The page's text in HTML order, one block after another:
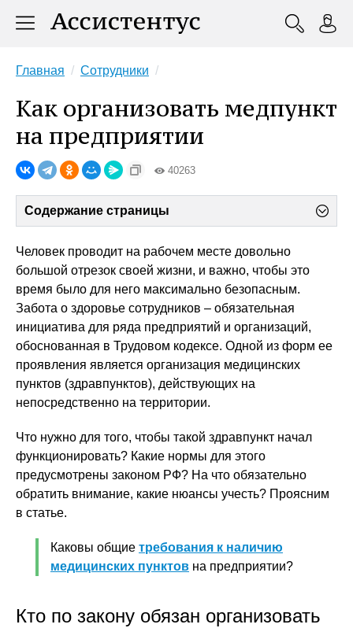
Главная Сотрудники
Как организовать медпункт
на предприятии
40263
Содержание страницы
Человек проводит на рабочем месте довольно
большой отрезок своей жизни, и важно, чтобы это
время было для него максимально безопасным.
Забота о здоровье сотрудников – обязательная
инициатива для ряда предприятий и организаций,
обоснованная в Трудовом кодексе. Одной из форм ее
проявления является организация медицинских
пунктов (здравпунктов), действующих на
непосредственно на территории.
Что нужно для того, чтобы такой здравпункт начал
функционировать? Какие нормы для этого
предусмотрены законом РФ? На что обязательно
обратить внимание, какие нюансы учесть? Проясним
в статье.
Каковы общие требования к наличию
медицинских пунктов на предприятии?
Кто по закону обязан организовать